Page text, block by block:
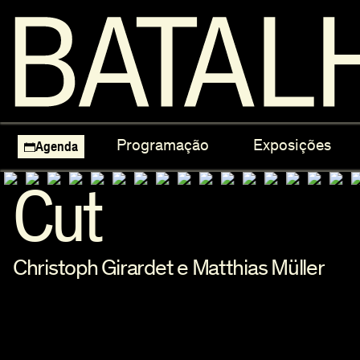
Agenda Programação Exposições
Ciclos Temáticos Focos e
Seleção Nacional
Matinés do
Escolas
Cut
Christoph Girardet e Matthias Müller